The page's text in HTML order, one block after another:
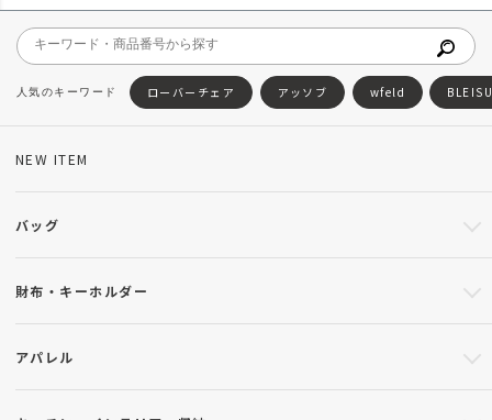
ローバーチェア アッソブ wfeld
NEW ITEM
バッグ
財布・キーホルダー
アパレル